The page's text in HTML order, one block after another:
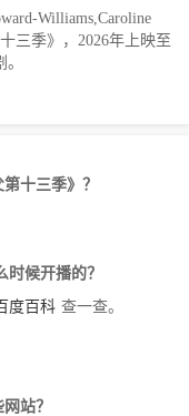
Williams,Caroline
三季》，2026年上映至
十三季》？
候开播的？
度百科 查一查。
站？